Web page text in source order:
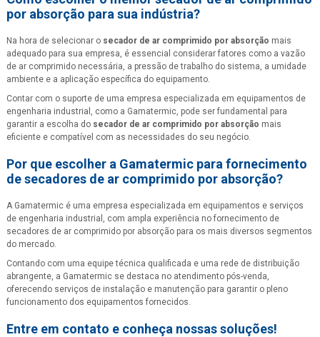
por absorção para sua indústria?
Na hora de selecionar o secador de ar comprimido por absorção mais
adequado para sua empresa, é essencial considerar fatores como a vazão
de ar comprimido necessária, a pressão de trabalho do sistema, a umidade
ambiente e a aplicação específica do equipamento.
Contar com o suporte de uma empresa especializada em equipamentos de
engenharia industrial, como a Gamatermic, pode ser fundamental para
garantir a escolha do secador de ar comprimido por absorção mais
eficiente e compatível com as necessidades do seu negócio.
Por que escolher a Gamatermic para fornecimento
de secadores de ar comprimido por absorção?
A Gamatermic é uma empresa especializada em equipamentos e serviços
de engenharia industrial, com ampla experiência no fornecimento de
secadores de ar comprimido por absorção para os mais diversos segmentos
do mercado.
Contando com uma equipe técnica qualificada e uma rede de distribuição
abrangente, a Gamatermic se destaca no atendimento pós-venda,
oferecendo serviços de instalação e manutenção para garantir o pleno
funcionamento dos equipamentos fornecidos.
Entre em contato e conheça nossas soluções!